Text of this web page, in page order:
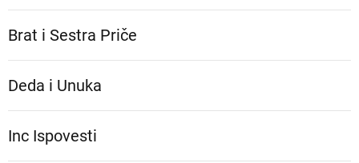
Brat i Sestra Priče
Deda i Unuka
Inc Ispovesti